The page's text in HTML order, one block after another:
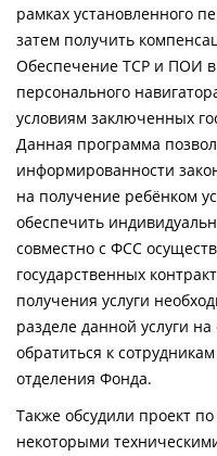
рамках установленного
затем получить
Обеспечение TCP и ПОИ
персонального
условиям заключенных
Данная программа
информированности
на получение ребёнком
обеспечить
совместно с ФСС
государственных
получения услуги
разделе данной услуги
обратиться к
отделения Фонда.
Также обсудили проект
некоторыми